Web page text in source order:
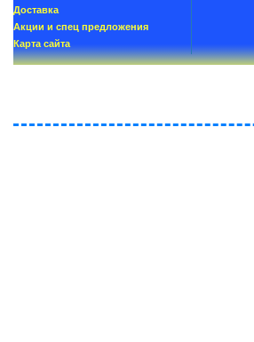
Доставка
Акции и спец предложения
Карта сайта